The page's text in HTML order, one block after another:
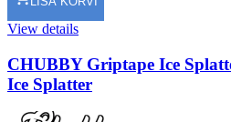
View details
CHUBBY Griptape Ice
Ice Splatter